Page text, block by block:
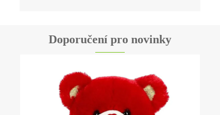
Doporučení pro novinky
Proč každá školka potřebuje dětské plyšové
pohovky?